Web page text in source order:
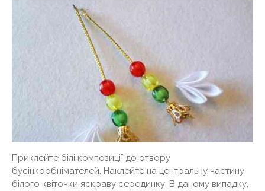
Приклейте білі композиції до отвору
бусінкообнімателей. Наклейте на центральну частину
білого квіточки яскраву серединку. В даному випадку,